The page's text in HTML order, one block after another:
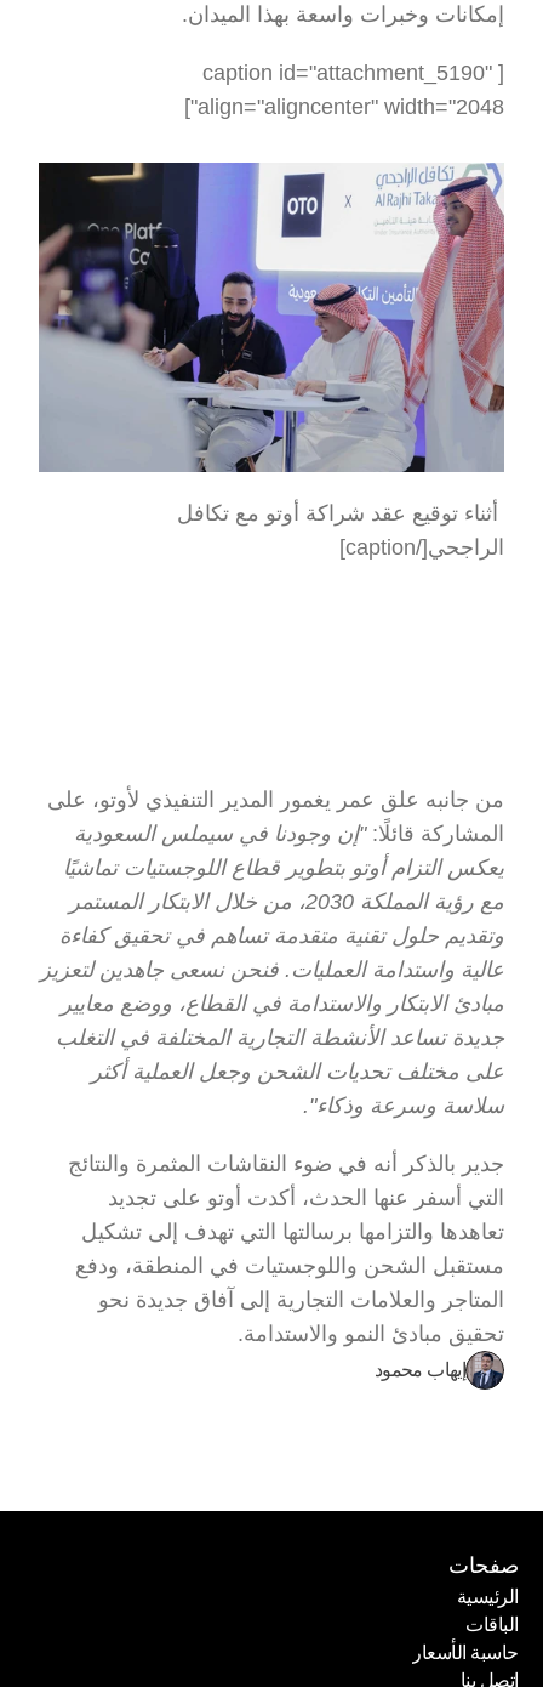
إمكانات وخبرات واسعة بهذا الميدان.
[caption id="attachment_5190"
align="aligncenter" width="2048"]
الراجحي[/caption]
المشاركة قائلًا:
سلاسة وسرعة وذكاء".
تحقيق مبادئ النمو والاستدامة.
إيهاب محمود
صفحات
الرئيسية
الرئيسية
الباقات
الباقات
حاسبة الأسعار
حاسبة الأسعار
اتصل بنا